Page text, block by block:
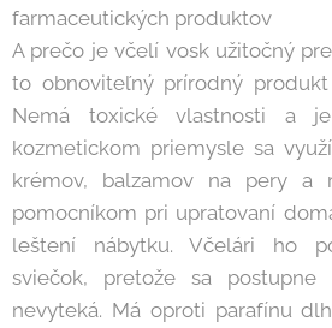
farmaceutických produktov
A prečo je včelí vosk užitočný
to obnoviteľný prírodný
Nemá toxické vlastnosti a
kozmetickom priemysle sa
krémov, balzamov na pery a
pomocníkom pri upratovaní
leštení nábytku. Včelári ho
sviečok, pretože sa
nevyteká. Má oproti parafínu